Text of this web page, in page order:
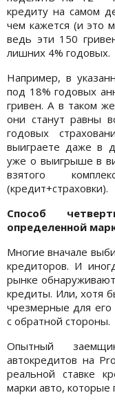
кредиту на самом
чем кажется (и это
ведь эти 150
лишних 4% годовых.
Например, в
под 18% годовых
гривен. А в таком
они станут равны
годовых
выиграете даже в
уже о выигрыше в
взятого
(кредит+страховки).
Способ
определенной
Многие вначале
кредиторов. И
рынке
кредиты. Или, хотя
чрезмерные для его
с обратной стороны.
Опытный
автокредитов на
реальной ставке
марки авто,